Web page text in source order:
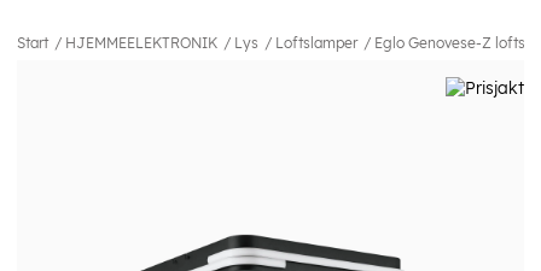
Start HJEMMEELEKTRONIK Lys Loftslamper Eglo Genovese-Z